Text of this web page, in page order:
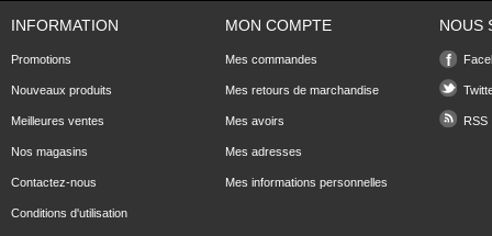
INFORMATION
Promotions
Nouveaux produits
Meilleures ventes
Nos magasins
Contactez-nous
Conditions d'utilisation
MON COMPTE
Mes commandes
Mes retours de marchandise
Mes avoirs
Mes adresses
Mes informations personnelles
NOUS
RSS